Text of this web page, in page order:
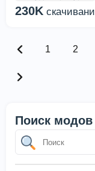
230K
1 2
Поиск